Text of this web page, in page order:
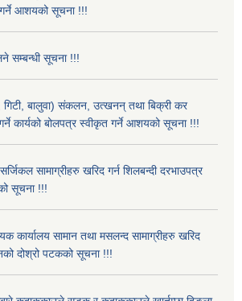
आशयको सूचना !!!
सम्बन्धी सूचना !!!
गिटी, बालुवा) संकलन, उत्खनन् तथा बिक्री कर
कार्यको बोलपत्र स्वीकृत गर्ने आशयको सूचना !!!
सामाग्रीहरु खरिद गर्न शिलबन्दी दरभाउपत्र
सूचना !!!
कार्यालय सामान तथा मसलन्द सामाग्रीहरु खरिद
दोश्रो पटकको सूचना !!!